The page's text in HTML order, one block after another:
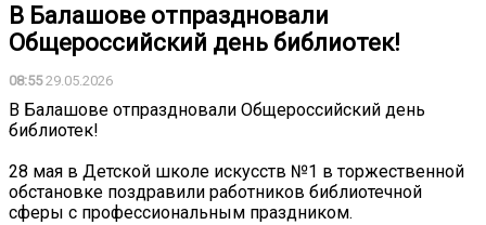
В Балашове отпраздновали
Общероссийский день библиотек!
08:5529.05.2026
В Балашове отпраздновали Общероссийский день
библиотек!
28 мая в Детской школе искусств №1 в торжественной
обстановке поздравили работников библиотечной
сферы с профессиональным праздником.